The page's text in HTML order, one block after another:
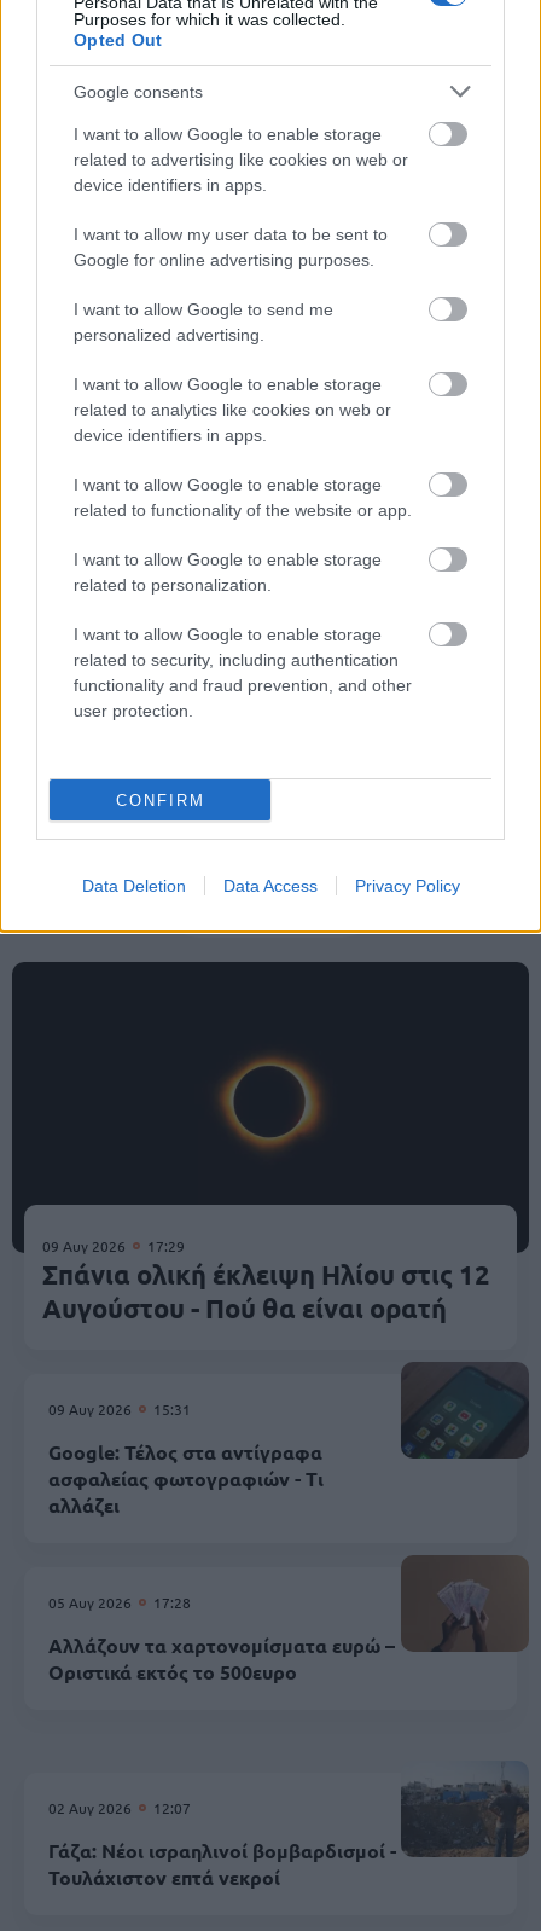
Purposes for which it was collected.
Opted Out
Google consents
I want to allow Google to enable storage
related to advertising like cookies on web or
device identifiers in apps.
I want to allow my user data to be sent to
Google for online advertising purposes.
I want to allow Google to send me
personalized advertising.
I want to allow Google to enable storage
related to analytics like cookies on web or
device identifiers in apps.
I want to allow Google to enable storage
related to functionality of the website or app.
I want to allow Google to enable storage
related to personalization.
I want to allow Google to enable storage
related to security, including authentication
functionality and fraud prevention, and other
user protection.
CONFIRM
Data Deletion Data Access Privacy Policy
Τουρισμός για Όλους 2026: Ποιοι
μπορούν να κάνουν αίτηση σήμερα –
Voucher έως 600 ευρώ
ΑΣΕΠ: Δύο νέοι γραπτοί διαγωνισμοί
για διορισμούς στο Δημόσιο
Προσλήψεις στο Αρχαιολογικό
Μουσείο Ηρακλείου χωρίς πτυχίο -
Επίθεση
Κόσμος
09 Αυγ 2026 17:29
Σπάνια ολική έκλειψη Ηλίου στις 12
Αυγούστου - Πού θα είναι ορατή
09 Αυγ 2026 15:31
Google: Τέλος στα αντίγραφα
ασφαλείας φωτογραφιών - Τι
αλλάζει
05 Αυγ 2026 17:28
Αλλάζουν τα χαρτονομίσματα ευρώ –
Οριστικά εκτός το 500ευρο
02 Αυγ 2026 12:07
Γάζα: Νέοι ισραηλινοί βομβαρδισμοί -
Τουλάχιστον επτά νεκροί